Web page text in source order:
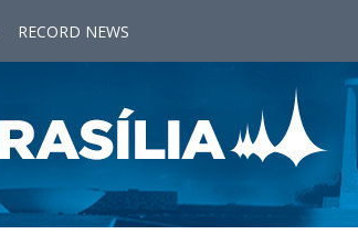
RECORD NEWS